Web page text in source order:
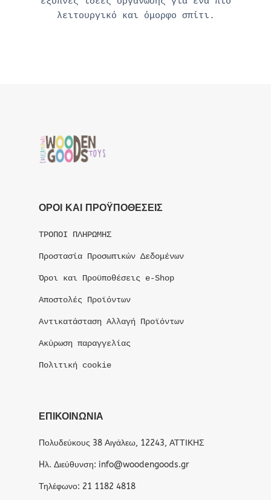
λειτουργικό και όμορφο σπίτι.
ΟΡΟΙ ΚΑΙ ΠΡΟΫΠΟΘΕΣΕΙΣ
ΤΡΟΠΟΙ ΠΛΗΡΩΜΗΣ
Προστασία Προσωπικών Δεδομένων
Όροι και Προϋποθέσεις e-Shop
Αποστολές Προϊόντων
Αντικατάσταση Αλλαγή Προϊόντων
Ακύρωση παραγγελίας
Πολιτική cookie
ΕΠΙΚΟΙΝΩΝΙΑ
Πολυδεύκους 38 Αιγάλεω, 12243, ΑΤΤΙΚΗΣ
Hλ. Διεύθυνση: info@woodengoods.gr
Τηλέφωνο: 21 1182 4818